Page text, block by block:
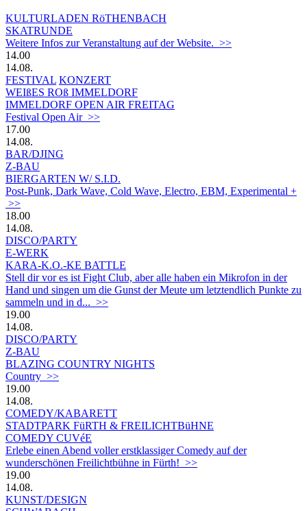
KULTURLADEN RöTHENBACH
SKATRUNDE
Weitere Infos zur Veranstaltung auf der Website. >>
14.00
14.08.
FESTIVAL KONZERT
WEIßES ROß IMMELDORF
IMMELDORF OPEN AIR FREITAG
Festival Open Air >>
17.00
14.08.
BAR/DJING
Z-BAU
BIERGARTEN W/ S.I.D.
Post-Punk, Dark Wave, Cold Wave, Electro, EBM, Experimental +
>>
18.00
14.08.
DISCO/PARTY
E-WERK
KARA-K.O.-KE BATTLE
Stell dir vor es ist Fight Club, aber alle haben ein Mikrofon in der
Hand und singen um die Gunst der Meute um letztendlich Punkte zu
sammeln und in d... >>
19.00
14.08.
DISCO/PARTY
Z-BAU
BLAZING COUNTRY NIGHTS
Country >>
19.00
14.08.
COMEDY/KABARETT
STADTPARK FüRTH & FREILICHTBüHNE
COMEDY CUVéE
Erlebe einen Abend voller erstklassiger Comedy auf der
wunderschönen Freilichtbühne in Fürth! >>
19.00
14.08.
KUNST/DESIGN